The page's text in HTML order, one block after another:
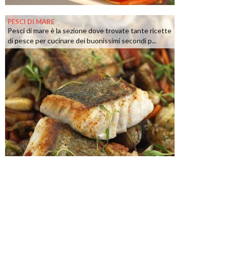
PESCI DI MARE
Pesci di mare è la sezione dove trovate tante ricette
di pesce per cucinare dei buonissimi secondi p...